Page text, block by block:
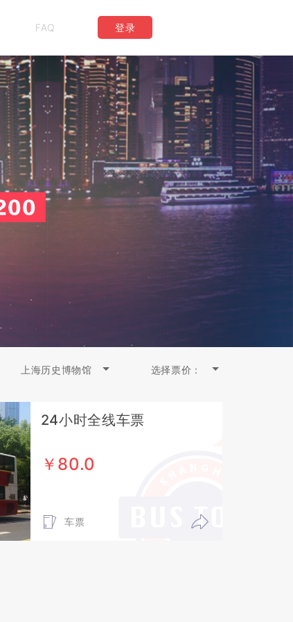
FAQ 登录
上海历史博物馆 选择票价：
24小时全线车票
￥80.0
车票